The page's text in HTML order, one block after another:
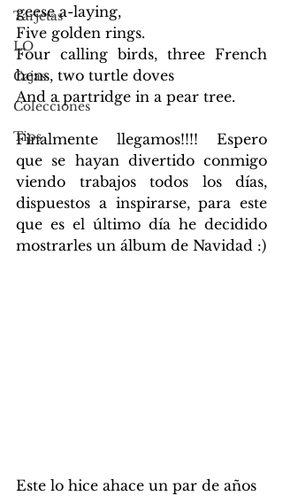
Tarjetas
LO
Cajas
Colecciones
Tips
geese a-laying,
Five golden rings.
Four calling birds, three French
hens, two turtle doves
And a partridge in a pear tree.
Finalmente llegamos!!!! Espero
que se hayan divertido conmigo
viendo trabajos todos los días,
dispuestos a inspirarse, para este
que es el último día he decidido
mostrarles un álbum de Navidad :)
Este lo hice ahace un par de años